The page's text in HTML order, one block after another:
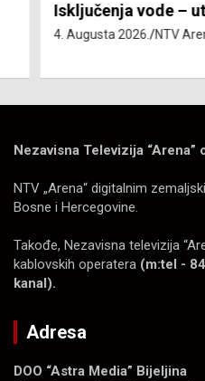
Isključenja vode –
4. Augusta 2026. NTV Arena
Nezavisna Televizija “Arena”
NTV „Arena“ digitalnim
Bosne i Hercegovine.
Takođe, Nezavisna televizija
kablovskih operatera (m:tel -
kanal).
Adresa
DOO “Astra Media” Bijeljina